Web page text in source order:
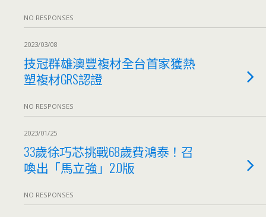
NO RESPONSES
2023/03/08
技冠群雄澳豐複材全台首家獲熱
塑複材GRS認證
NO RESPONSES
2023/01/25
33歲徐巧芯挑戰68歲費鴻泰！召
喚出「馬立強」2.0版
NO RESPONSES